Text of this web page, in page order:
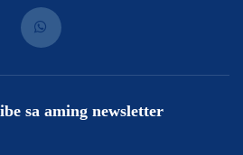
sa aming newsletter